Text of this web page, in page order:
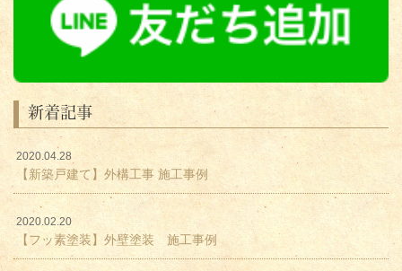
新着記事
2020.04.28
【新築戸建て】外構工事 施工事例
2020.02.20
【フッ素塗装】外壁塗装 施工事例